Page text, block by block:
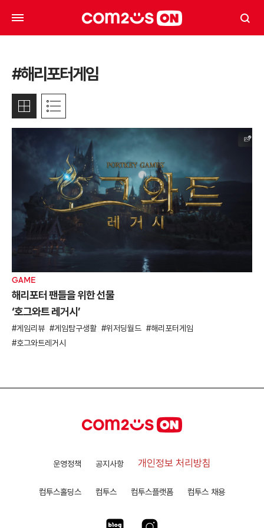
#해리포터게임
GAME
해리포터 팬들을 위한 선물
‘호그와트 레거시’
게임리뷰 게임탐구생활 위저딩월드
해리포터게임
호그와트레거시
운영정책 공지사항 개인정보 처리방침
컴투스홀딩스 컴투스 컴투스플랫폼 컴투스 채용